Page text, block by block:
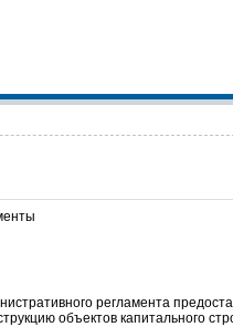
регламента
объектов капитального